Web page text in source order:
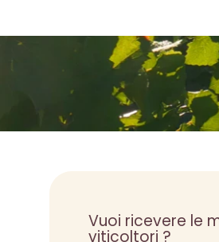
Vuoi ricevere le
viticoltori ?